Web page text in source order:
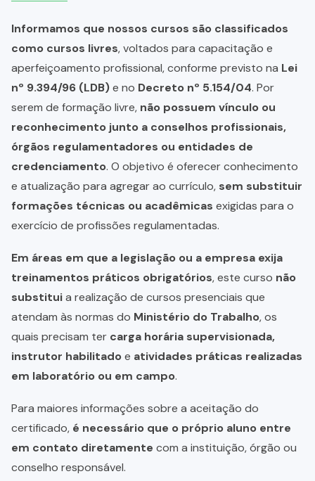
Informamos que nossos cursos são classificados
como cursos livres, voltados para capacitação e
aperfeiçoamento profissional, conforme previsto na Lei
nº 9.394/96 (LDB)e no Decreto nº 5.154/04. Por
serem de formação livre, não possuem vínculo ou
reconhecimento junto a conselhos profissionais,
órgãos regulamentadores ou entidades de
credenciamento. O objetivo é oferecer conhecimento
e atualização para agregar ao currículo, sem substituir
formações técnicas ou acadêmicas exigidas para o
exercício de profissões regulamentadas.
Em áreas em que a legislação ou a empresa exija
treinamentos práticos obrigatórios, este curso não
substituia realização de cursos presenciais que
atendam às normas do Ministério do Trabalho, os
quais precisam ter carga horária supervisionada,
instrutor habilitadoe atividades práticas realizadas
em laboratório ou em campo.
Para maiores informações sobre a aceitação do
certificado, é necessário que o próprio aluno entre
em contato diretamente com a instituição, órgão ou
conselho responsável.